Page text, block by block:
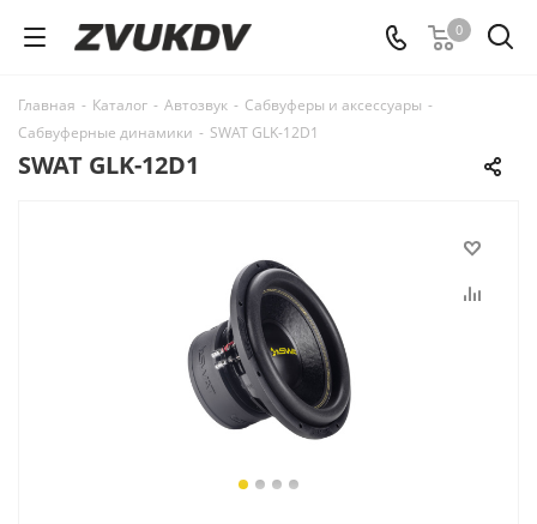
0
Главная - Каталог - Автозвук - Сабвуферы и аксессуары -
Сабвуферные динамики - SWAT GLK-12D1
SWAT GLK-12D1